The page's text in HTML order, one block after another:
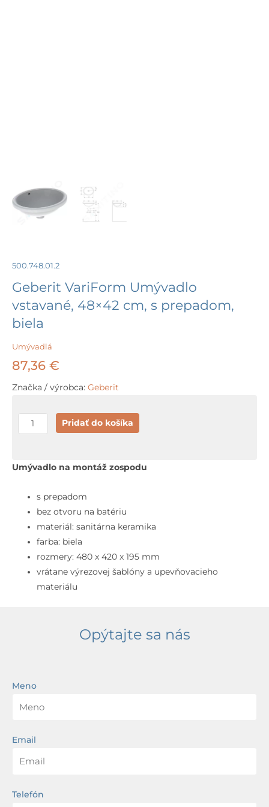
500.748.01.2
Geberit VariForm Umývadlo
vstavané, 48×42 cm, s prepadom,
biela
Umývadlá
87,36 €
Značka / výrobca: Geberit
množstvo
Geberit
Umývadlo
48x42
cm,
prepadom,
biela
Pridať do košíka
Umývadlo na montáž zospodu
s prepadom
bez otvoru na batériu
materiál: sanitárna keramika
farba: biela
rozmery: 480 x 420 x 195 mm
vrátane výrezovej šablóny a upevňovacieho
materiálu
Opýtajte sa nás
Meno
Email
Telefón